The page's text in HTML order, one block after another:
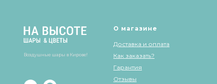
О магазине
Доставка и оплата
Как заказать?
Гарантия
Отзывы
Воздушные шары в Кирове!